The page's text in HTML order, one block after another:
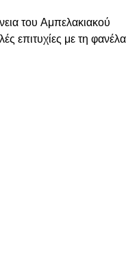
του Αμπελακιακού
επιτυχίες με τη φανέλα